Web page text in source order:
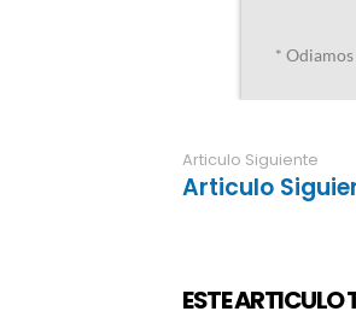
Articulo Siguiente
Articulo
ESTE ARTICULO